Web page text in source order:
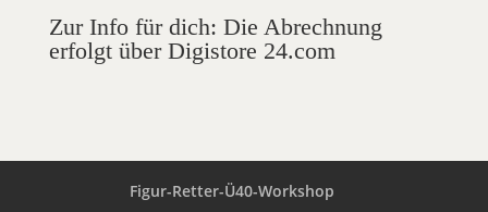
Zur Info für dich: Die Abrechnung
erfolgt über Digistore 24.com
Figur-Retter-Ü40-Workshop